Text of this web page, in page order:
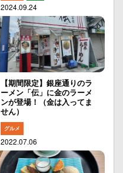
2024.09.24
【期間限定】銀座通りのラ
ーメン「伝」に金のラーメ
ンが登場！（金は入ってま
せん）
グルメ
2022.07.06